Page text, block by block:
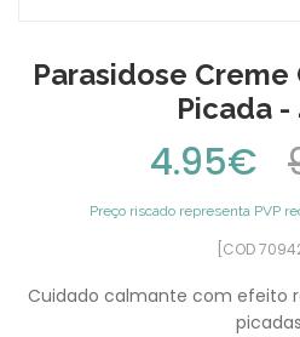
Parasidose
Picada -
4.95€
Preço riscado representa PVP
[COD
Cuidado calmante com efeito